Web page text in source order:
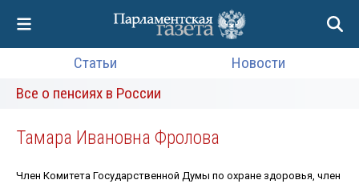
Статьи
Новости
Все о пенсиях в России
Тамара Ивановна Фролова
Член Комитета Государственной Думы по охране здоровья, член